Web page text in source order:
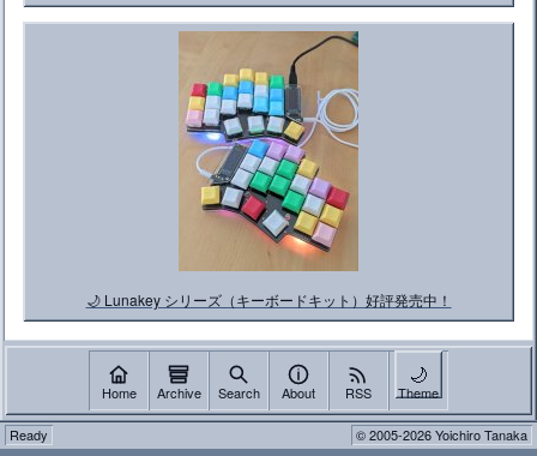
🌙 Lunakey シリーズ（キーボードキット）好評発売中！
Home Archive Search About RSS
🌙
Theme
Ready © 2005-2026 Yoichiro Tanaka